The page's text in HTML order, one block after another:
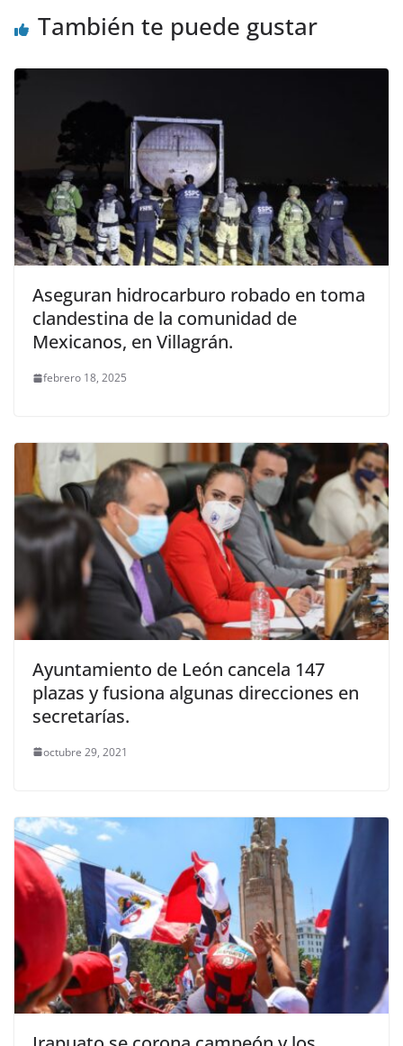
También te puede gustar
Aseguran hidrocarburo robado en toma
clandestina de la comunidad de
Mexicanos, en Villagrán.
febrero 18, 2025
Ayuntamiento de León cancela 147
plazas y fusiona algunas direcciones en
secretarías.
octubre 29, 2021